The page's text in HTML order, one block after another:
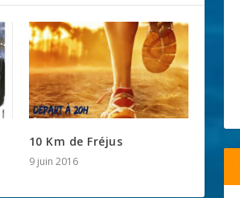
10 Km de Fréjus
9 juin 2016